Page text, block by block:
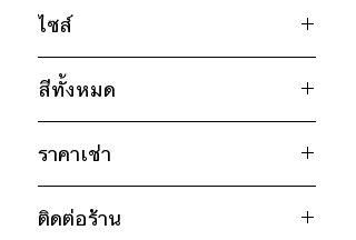
ไซส์
ไซส์ : M
อก 44" / เอว 44" / สะโพก ฟรีไซส์ /
ไหล่กว้าง 19" / วงแขน 20" / ยาว
19"
สีทั้งหมด
ทอง
เงิน
ราคาเช่า
วันคืน)
ติดต่อร้าน